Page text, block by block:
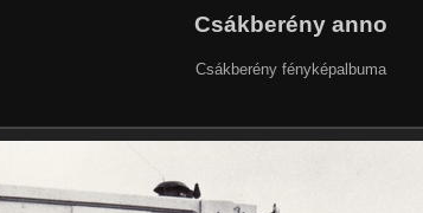
Csákberény anno
Csákberény fényképalbuma